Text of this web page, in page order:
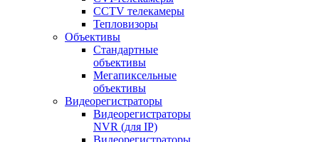
CCTV телекамеры
Тепловизоры
Объективы
Стандартные
объективы
Мегапиксельные
объективы
Видеорегистраторы
Видеорегистраторы
NVR (для IP)
Видеорегистраторы